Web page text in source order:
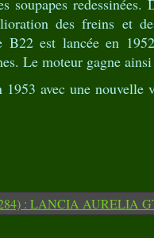
des freins et
est lancée en
Le moteur gagne
avec une nouvelle